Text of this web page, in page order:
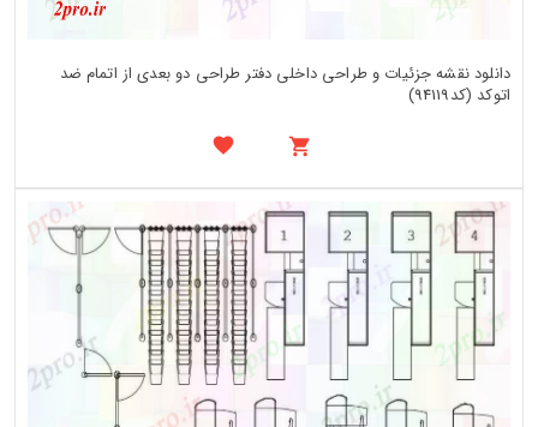
دانلود نقشه جزئیات و طراحی داخلی دفتر طراحی دو بعدی از اتمام ضد
اتوکد (کد94119)